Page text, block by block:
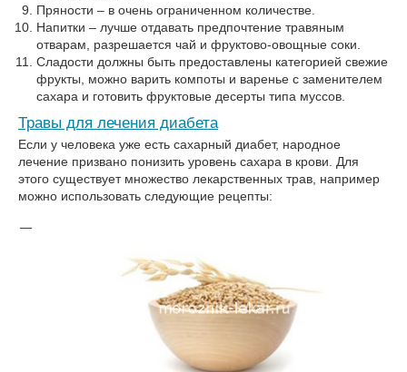
Пряности – в очень ограниченном количестве.
Напитки – лучше отдавать предпочтение травяным
отварам, разрешается чай и фруктово-овощные соки.
Сладости должны быть предоставлены категорией свежие
фрукты, можно варить компоты и варенье с заменителем
сахара и готовить фруктовые десерты типа муссов.
Травы для лечения диабета
Если у человека уже есть сахарный диабет, народное
лечение призвано понизить уровень сахара в крови. Для
этого существует множество лекарственных трав, например
можно использовать следующие рецепты: